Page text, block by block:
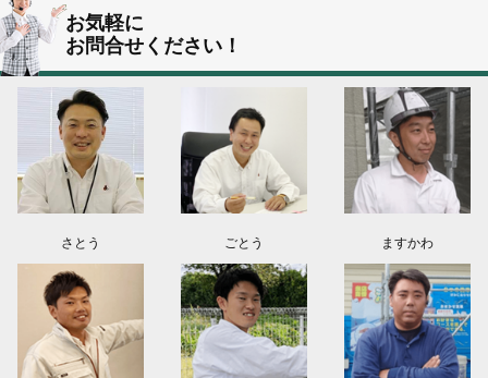
群馬県伊勢崎市K様よりお問い合わせ頂きました。ありがとう御座います！
東京都葛飾区N様よりお問い合わせ頂きました。ありがとう御座います！
2026.08.03
神奈川県川崎市A様よりお問い合わせ頂きました。ありがとう御座います！
群馬県高崎市E様よりお問い合わせ頂きました。ありがとう御座います！
2026.08.02
東京都練馬区K様よりお問い合わせ頂きました。ありがとう御座います！
お気軽に
お問合せください！
さとう ごとう ますかわ